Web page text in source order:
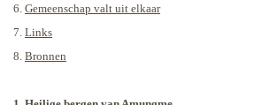
6. Gemeenschap valt uit elkaar
7. Links
8. Bronnen